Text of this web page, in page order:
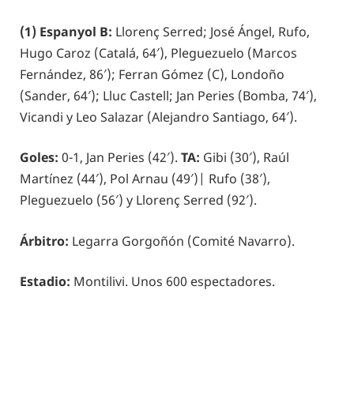
(1) Espanyol B: Llorenç Serred; José Ángel, Rufo,
Hugo Caroz (Catalá, 64′), Pleguezuelo (Marcos
Fernández, 86′); Ferran Gómez (C), Londoño
(Sander, 64′); Lluc Castell; Jan Peries (Bomba, 74′),
Vicandi y Leo Salazar (Alejandro Santiago, 64′).
Goles: 0-1, Jan Peries (42′). TA: Gibi (30′), Raúl
Martínez (44′), Pol Arnau (49′)| Rufo (38′),
Pleguezuelo (56′) y Llorenç Serred (92′).
Árbitro: Legarra Gorgoñón (Comité Navarro).
Estadio: Montilivi. Unos 600 espectadores.